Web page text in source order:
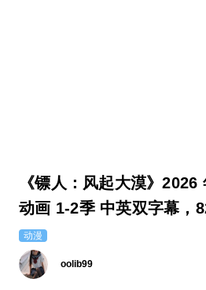
《镖人：风起大漠》
动画 1-2季 中英双字幕，
动漫
oolib99